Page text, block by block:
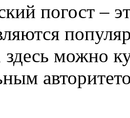
погост –
можно